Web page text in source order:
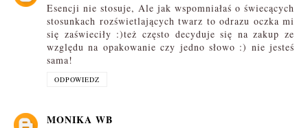
Esencji nie stosuje, Ale jak wspomniałaś o świecących
stosunkach rozświetlających twarz to odrazu oczka mi
się zaświeciły :)też często decyduje się na zakup ze
względu na opakowanie czy jedno słowo :) nie jesteś
sama!
ODPOWIEDZ
MONIKA WB